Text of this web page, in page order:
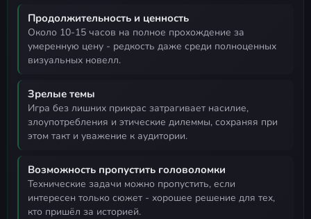
Продолжительность и ценность
около 10-15 часов на полное прохождение за
умеренную цену - редкость даже среди полноценных
визуальных новелл.
Зрелые темы
игра без лишних прикрас затрагивает насилие,
злоупотребления и этические дилеммы, сохраняя при
этом такт и уважение к аудитории.
Возможность пропустить головоломки
технические задачи можно пропустить, если
интересен только сюжет - хорошее решение для тех,
кто пришёл за историей.